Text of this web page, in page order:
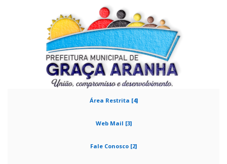
Área Restrita [4]
Web Mail [3]
Fale Conosco [2]